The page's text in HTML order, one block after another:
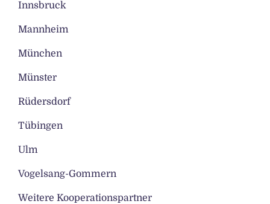
Innsbruck
Mannheim
München
Münster
Rüdersdorf
Tübingen
Ulm
Vogelsang-Gommern
Weitere Kooperationspartner